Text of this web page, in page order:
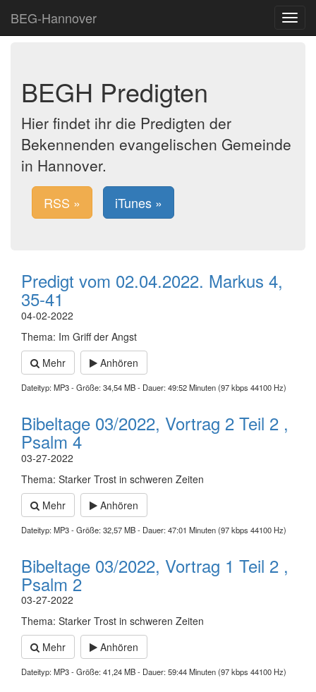
BEG-Hannover
Toggle
BEGH Predigten
Hier findet ihr die Predigten der
Bekennenden evangelischen Gemeinde
in Hannover.
RSS » iTunes »
Predigt vom 02.04.2022. Markus 4,
35-41
04-02-2022
Thema: Im Griff der Angst
Mehr
Anhören
Dateityp: MP3 - Größe: 34,54 MB - Dauer: 49:52 Minuten (97 kbps 44100 Hz)
Bibeltage 03/2022, Vortrag 2 Teil 2 ,
Psalm 4
03-27-2022
Thema: Starker Trost in schweren Zeiten
Mehr
Anhören
Dateityp: MP3 - Größe: 32,57 MB - Dauer: 47:01 Minuten (97 kbps 44100 Hz)
Bibeltage 03/2022, Vortrag 1 Teil 2 ,
Psalm 2
03-27-2022
Thema: Starker Trost in schweren Zeiten
Mehr
Anhören
Dateityp: MP3 - Größe: 41,24 MB - Dauer: 59:44 Minuten (97 kbps 44100 Hz)